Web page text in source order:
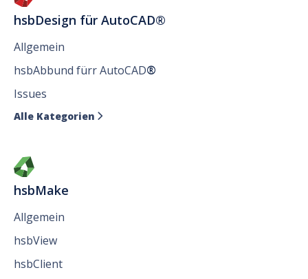
hsbDesign für AutoCAD®
Allgemein
hsbAbbund fürr AutoCAD®
Issues
Alle Kategorien 
hsbMake
Allgemein
hsbView
hsbClient